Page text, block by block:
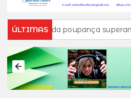
ÚLTIMAS
da poupança superam depósitos